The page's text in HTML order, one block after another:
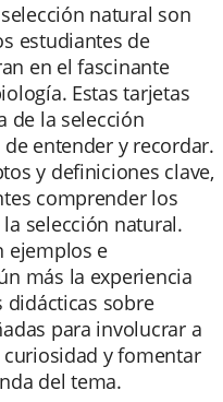
natural son
estudiantes de
en el fascinante
Estas tarjetas
de la selección
entender y recordar.
y definiciones clave,
comprender los
selección natural.
ejemplos e
más la experiencia
didácticas sobre
para involucrar a
y fomentar
del tema.